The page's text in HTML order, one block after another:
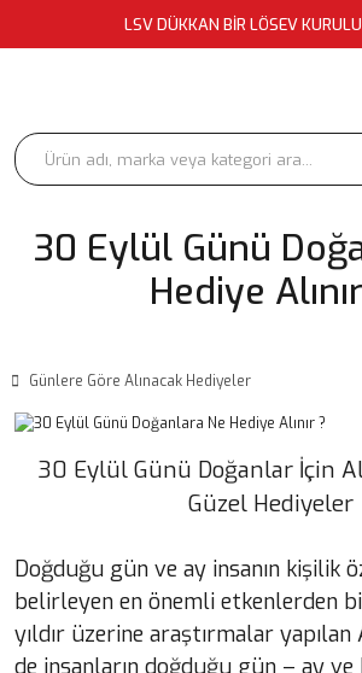
LSV DÜKKAN BİR LÖSEV
30 Eylül Günü
Hediye
Günlere Göre Alınacak Hediyeler
30 Eylül Günü Doğanlar İçin
Güzel Hediyeler
Doğduğu gün ve ay insanın kişilik
belirleyen en önemli etkenlerden
yıldır üzerine araştırmalar
de insanların doğduğu gün – ay